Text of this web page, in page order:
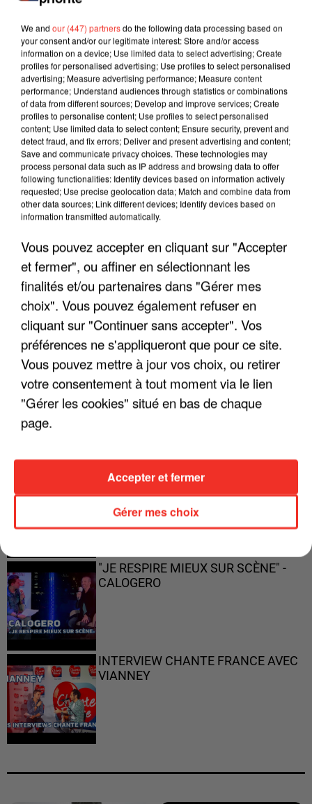
FRANCE
"JE SUIS À DISPOSITION DES
ENFOIRÉS"
"ON A TOUS LE TRAC"
"ON N'EST PAS DES PARENTS
"JE RESPIRE MIEUX SUR SCÈNE" -
CALOGERO
INTERVIEW CHANTE FRANCE AVEC
VIANNEY
We and our (447) partnersdo the following data processing based on
your consent and/or our legitimate interest: Store and/or access
information on a device; Use limited data to select advertising; Create
profiles for personalised advertising; Use profiles to select personalised
advertising; Measure advertising performance; Measure content
performance; Understand audiences through statistics or combinations
of data from different sources; Develop and improve services; Create
profiles to personalise content; Use profiles to select personalised
content; Use limited data to select content; Ensure security, prevent and
detect fraud, and fix errors; Deliver and present advertising and content;
Save and communicate privacy choices. These technologies may
process personal data such as IP address and browsing data to offer
following functionalities: Identify devices based on information actively
requested; Use precise geolocation data; Match and combine data from
other data sources; Link different devices; Identify devices based on
information transmitted automatically.
Vous pouvez accepter en cliquant sur "Accepter
et fermer", ou affiner en sélectionnant les
finalités et/ou partenaires dans "Gérer mes
choix". Vous pouvez également refuser en
cliquant sur "Continuer sans accepter". Vos
préférences ne s'appliqueront que pour ce site.
Vous pouvez mettre à jour vos choix, ou retirer
votre consentement à tout moment via le lien
"Gérer les cookies" situé en bas de chaque
page.
Gérer mes choix
Accepter et fermer